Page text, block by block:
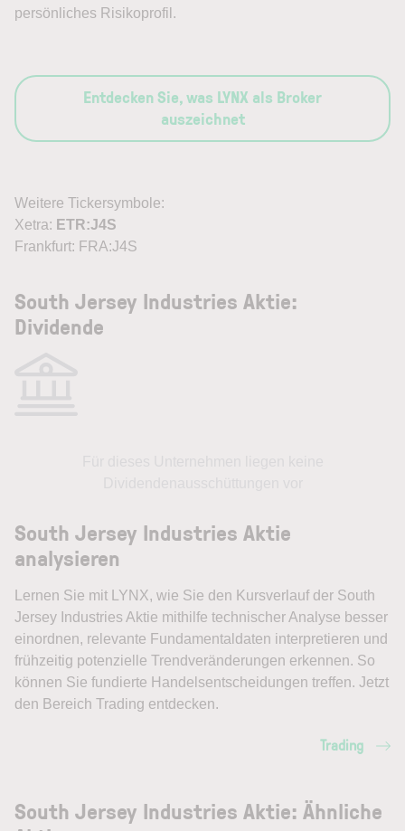
persönliches Risikoprofil.
Entdecken Sie, was LYNX als Broker
auszeichnet
Weitere Tickersymbole:
Xetra: ETR:J4S
Frankfurt: FRA:J4S
South Jersey Industries Aktie:
Dividende
South Jersey Industries Aktie
analysieren
Lernen Sie mit LYNX, wie Sie den Kursverlauf der South
Jersey Industries Aktie mithilfe technischer Analyse besser
einordnen, relevante Fundamentaldaten interpretieren und
frühzeitig potenzielle Trendveränderungen erkennen. So
können Sie fundierte Handelsentscheidungen treffen. Jetzt
den Bereich Trading entdecken.
Trading
South Jersey Industries Aktie: Ähnliche